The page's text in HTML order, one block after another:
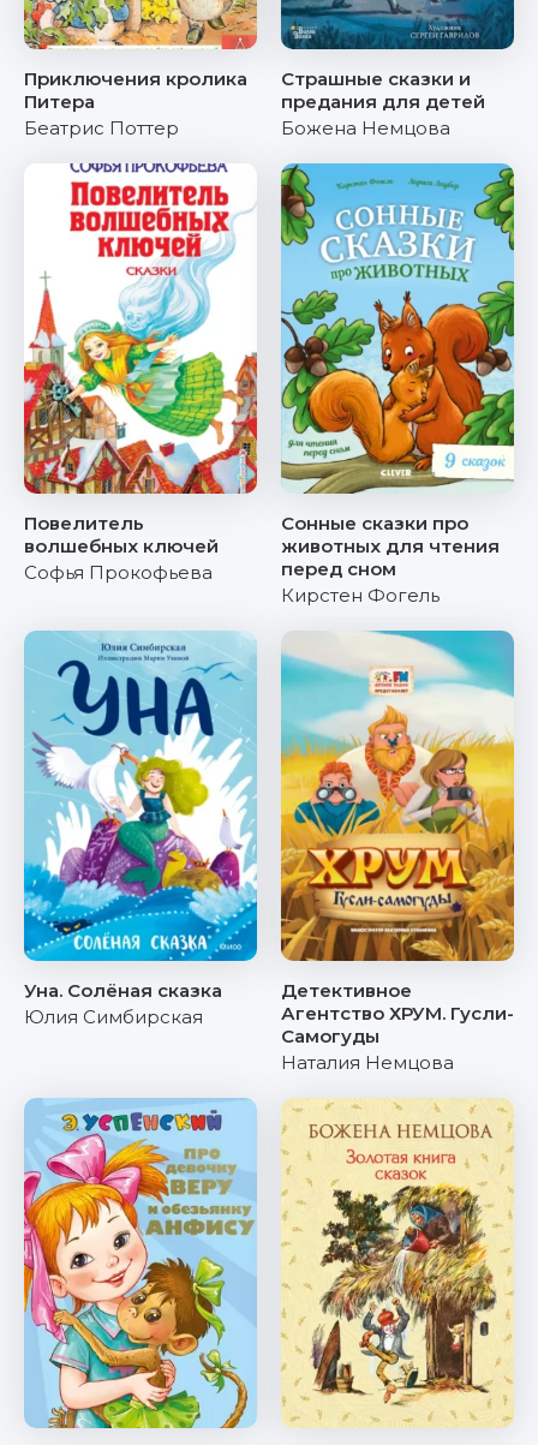
Приключения кролика
Питера
Беатрис Поттер
Страшные сказки и
предания для детей
Божена Немцова
Повелитель
волшебных ключей
Софья Прокофьева
Сонные сказки про
животных для чтения
перед сном
Кирстен Фогель
Уна. Солёная сказка
Юлия Симбирская
Детективное
Агентство ХРУМ. Гусли-
Самогуды
Наталия Немцова